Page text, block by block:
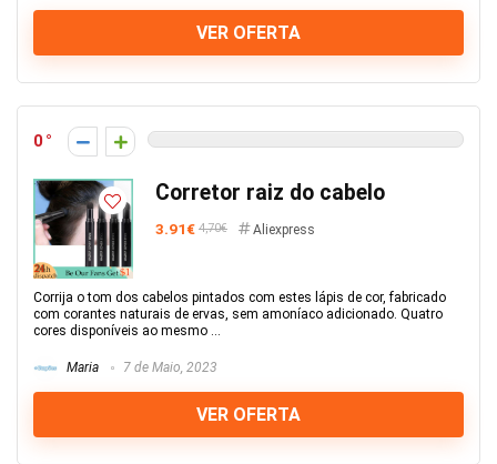
VER OFERTA
0
Corretor raiz do cabelo
3.91€ 4,70€ Aliexpress
Corrija o tom dos cabelos pintados com estes lápis de cor, fabricado
com corantes naturais de ervas, sem amoníaco adicionado. Quatro
cores disponíveis ao mesmo ...
Maria 7 de Maio, 2023
VER OFERTA